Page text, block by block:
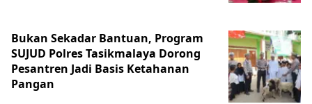
Bukan Sekadar Bantuan, Program
SUJUD Polres Tasikmalaya Dorong
Pesantren Jadi Basis Ketahanan
Pangan